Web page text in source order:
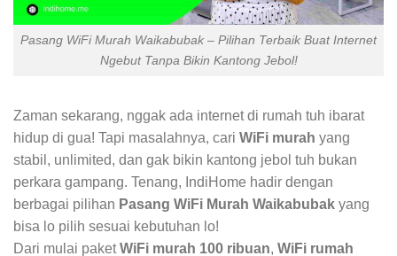
Pasang WiFi Murah Waikabubak – Pilihan Terbaik Buat Internet
Ngebut Tanpa Bikin Kantong Jebol!
Zaman sekarang, nggak ada internet di rumah tuh ibarat
hidup di gua! Tapi masalahnya, cari WiFi murah yang
stabil, unlimited, dan gak bikin kantong jebol tuh bukan
perkara gampang. Tenang, IndiHome hadir dengan
berbagai pilihan Pasang WiFi Murah Waikabubak yang
bisa lo pilih sesuai kebutuhan lo!
Dari mulai paketWiFi murah 100 ribuan, WiFi rumah